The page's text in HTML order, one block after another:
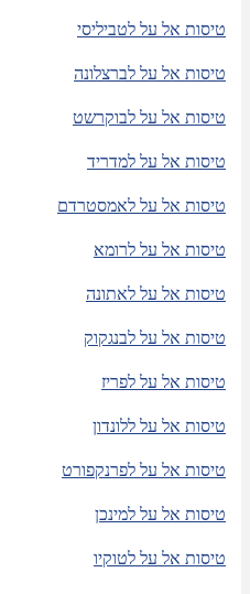
טיסות אל על לטביליסי
טיסות אל על לברצלונה
טיסות אל על לבוקרשט
טיסות אל על למדריד
טיסות אל על לאמסטרדם
טיסות אל על לרומא
טיסות אל על לאתונה
טיסות אל על לבנגקוק
טיסות אל על לפריז
טיסות אל על ללונדון
טיסות אל על לפרנקפורט
טיסות אל על למינכן
טיסות אל על לטוקיו